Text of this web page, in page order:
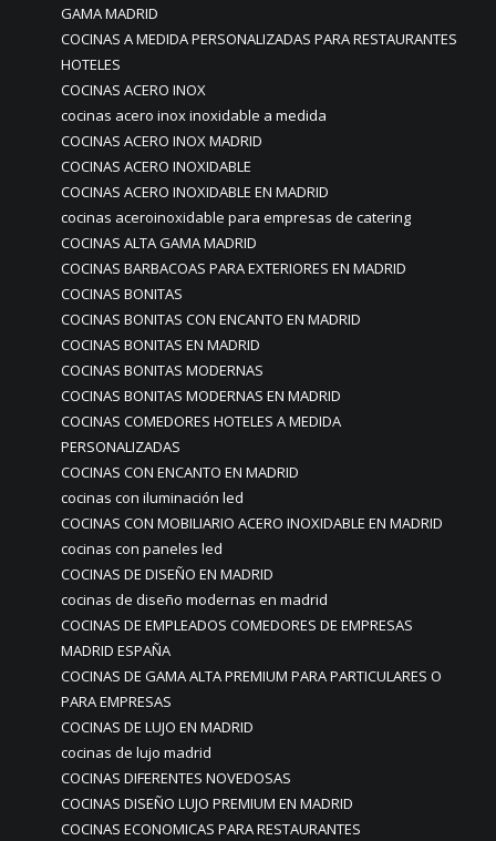
GAMA MADRID
COCINAS A MEDIDA PERSONALIZADAS PARA RESTAURANTES
HOTELES
COCINAS ACERO INOX
cocinas acero inox inoxidable a medida
COCINAS ACERO INOX MADRID
COCINAS ACERO INOXIDABLE
COCINAS ACERO INOXIDABLE EN MADRID
cocinas aceroinoxidable para empresas de catering
COCINAS ALTA GAMA MADRID
COCINAS BARBACOAS PARA EXTERIORES EN MADRID
COCINAS BONITAS
COCINAS BONITAS CON ENCANTO EN MADRID
COCINAS BONITAS EN MADRID
COCINAS BONITAS MODERNAS
COCINAS BONITAS MODERNAS EN MADRID
COCINAS COMEDORES HOTELES A MEDIDA
PERSONALIZADAS
COCINAS CON ENCANTO EN MADRID
cocinas con iluminación led
COCINAS CON MOBILIARIO ACERO INOXIDABLE EN MADRID
cocinas con paneles led
COCINAS DE DISEÑO EN MADRID
cocinas de diseño modernas en madrid
COCINAS DE EMPLEADOS COMEDORES DE EMPRESAS
MADRID ESPAÑA
COCINAS DE GAMA ALTA PREMIUM PARA PARTICULARES O
PARA EMPRESAS
COCINAS DE LUJO EN MADRID
cocinas de lujo madrid
COCINAS DIFERENTES NOVEDOSAS
COCINAS DISEÑO LUJO PREMIUM EN MADRID
COCINAS ECONOMICAS PARA RESTAURANTES